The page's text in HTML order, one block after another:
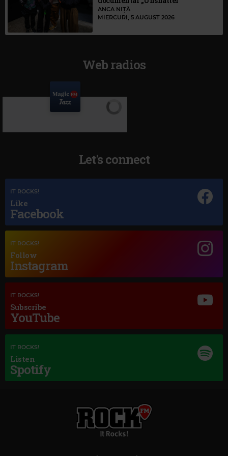
ANCA NIȚĂ
MIERCURI, 5 AUGUST 2026
Web radios
TRAGIC OVERTURE, OP. 81
Let's connect
IT ROCKS!
Like
Facebook
IT ROCKS!
Follow
Instagram
IT ROCKS!
Subscribe
YouTube
IT ROCKS!
Listen
Spotify